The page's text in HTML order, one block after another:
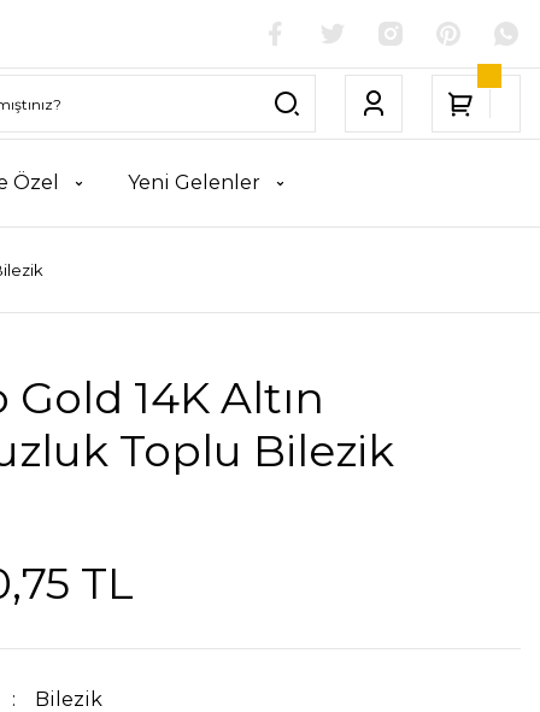
Özel Yeni Gelenler
Gold 14K Altın
Toplu Bilezik
TL
Bilezik